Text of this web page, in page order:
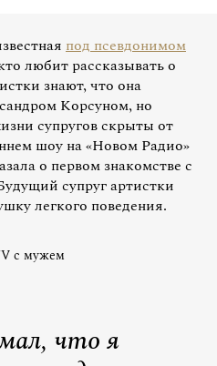
под псевдонимом
любит рассказывать о
знают, что она
Корсуном, но
супругов скрыты от
шоу на «Новом Радио»
о первом знакомстве с
супруг артистки
легкого поведения.
c мужем
что я